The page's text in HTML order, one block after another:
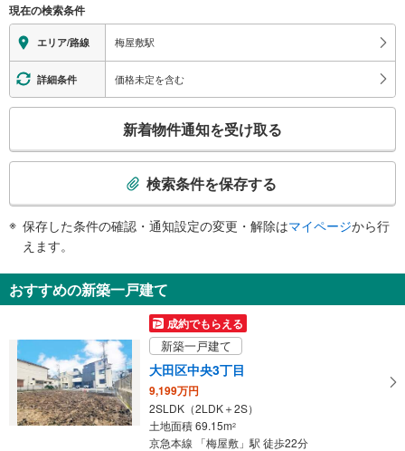
地上⇔改札⇔ホーム：○
エレベータ
・各ホーム⇔改札
エスカレータ
・各ホーム⇔中２Ｆ
・改札外
・ＡＥＤ
現在の検索条件
エリア/路線 梅屋敷駅
詳細条件 価格未定を含む
検
知
を
け
取
る
・
条
新着物件通知を受け取る
検索条件を保存する
保存した条件の確認・通知設定の変更・解除はマイページから行
えます。
おすすめの新築一戸建て
成約でもらえる
新築一戸建て
大田区中央3丁目
9,199万円
2SLDK（2LDK＋2S）
土地面積 69.15m2
京急本線 「梅屋敷」駅 徒歩22分